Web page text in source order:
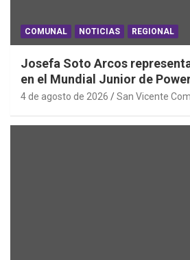
COMUNAL NOTICIAS REGIONAL
Josefa Soto Arcos
en el Mundial Junior de
2026
4 de agosto de 2026 San Vicente